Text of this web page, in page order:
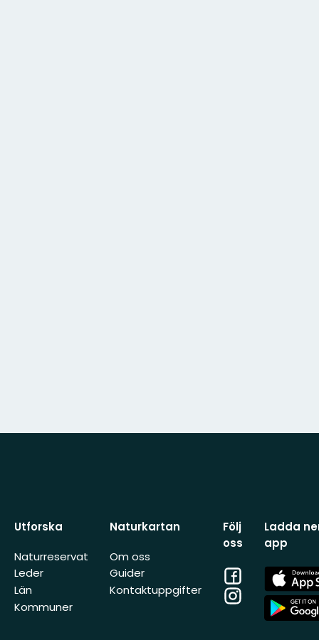
Utforska
Naturreservat
Leder
Län
Kommuner
Naturkartan
Om oss
Guider
Kontaktuppgifter
Följ
oss
Facebook
Instagram
Ladda
app
App
Store
App
Store